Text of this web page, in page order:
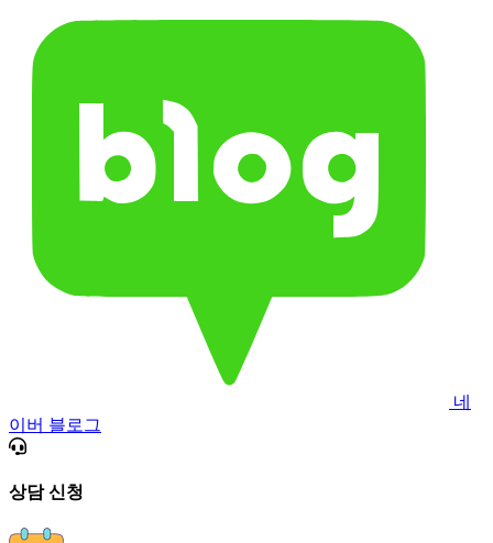
네
이버 블로그
상담 신청